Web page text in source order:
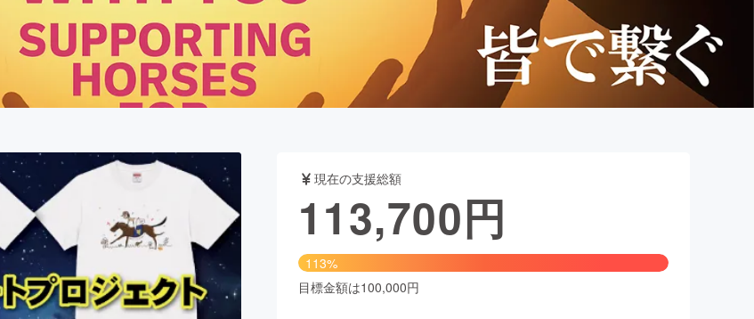
CAMPFIRE for Social Good CAMPFIRE Creation
CAMPFIREふるさと納税machi-yaコミュニティ
現在の支援総額
113,700円
113%
目標金額は100,000円